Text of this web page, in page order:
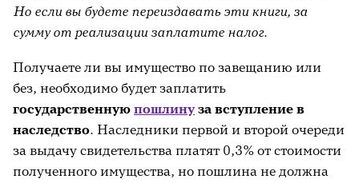
Но если вы будете переиздавать эти книги, за
сумму от реализации заплатите налог.
Получаете ли вы имущество по завещанию или
без, необходимо будет заплатить
государственную пошлинуза вступление в
наследство. Наследники первой и второй очереди
за выдачу свидетельства платят 0,3% от стоимости
полученного имущества, но пошлина не должна